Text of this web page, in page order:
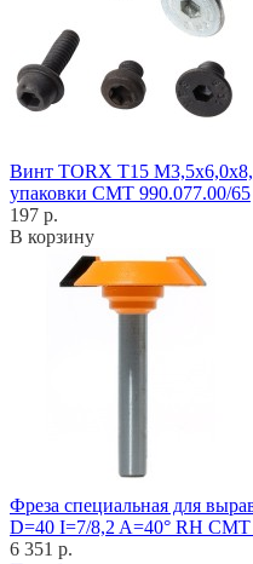
Винт TORX T15
упаковки CMT 990.077.00/65
197 р.
В корзину
Фреза специальная для
D=40 I=7/8,2 A=40° RH CMT
6 351 р.